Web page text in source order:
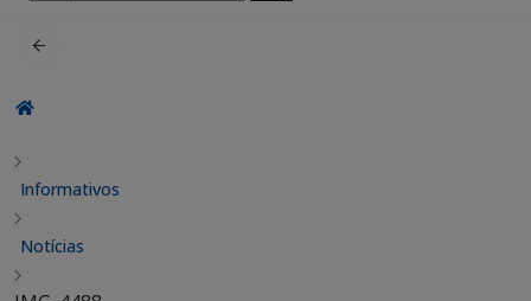
por:
Informativos
Notícias